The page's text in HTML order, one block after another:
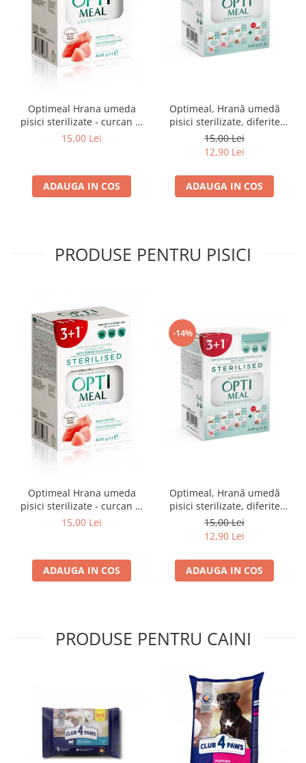
Optimeal Hrana umeda
pisici sterilizate - curcan si
pui in sos, set 3+1,
15,00 Lei
ADAUGA IN COS
Optimeal, Hrană umedă
pisici sterilizate, diferite
arome, (3+1), 0.34kg
15,00 Lei
12,90 Lei
ADAUGA IN COS
PRODUSE PENTRU PISICI
Optimeal Hrana umeda
pisici sterilizate - curcan si
pui in sos, set 3+1,
15,00 Lei
ADAUGA IN COS
-14%
Optimeal, Hrană umedă
pisici sterilizate, diferite
arome, (3+1), 0.34kg
15,00 Lei
12,90 Lei
ADAUGA IN COS
PRODUSE PENTRU CAINI